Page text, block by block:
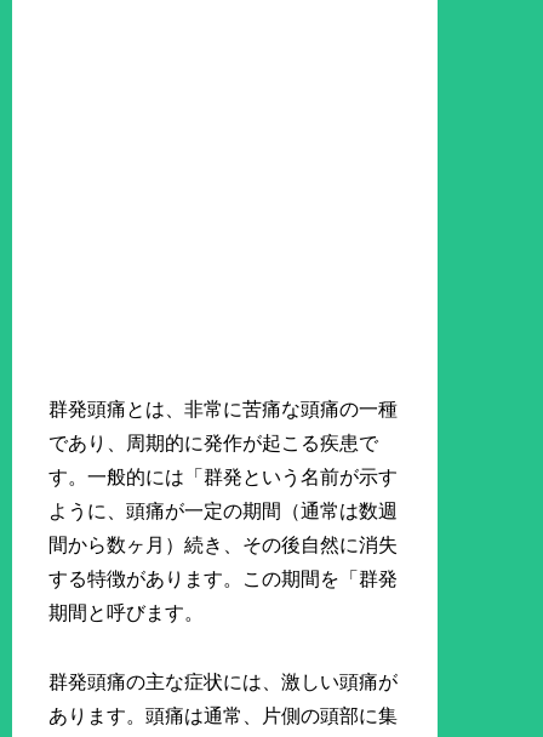
群発頭痛とは、非常に苦痛な頭痛の一種
であり、周期的に発作が起こる疾患で
す。一般的には「群発という名前が示す
ように、頭痛が一定の期間（通常は数週
間から数ヶ月）続き、その後自然に消失
する特徴があります。この期間を「群発
期間と呼びます。
群発頭痛の主な症状には、激しい頭痛が
あります。頭痛は通常、片側の頭部に集